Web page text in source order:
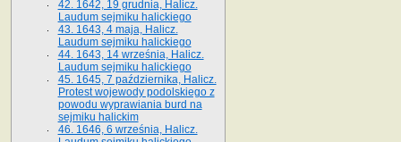
42. 1642, 19 grudnia, Halicz.
Laudum sejmiku halickiego
43. 1643, 4 maja, Halicz.
Laudum sejmiku halickiego
44. 1643, 14 września, Halicz.
Laudum sejmiku halickiego
45. 1645, 7 października, Halicz.
Protest wojewody podolskiego z
powodu wyprawiania burd na
sejmiku halickim
46. 1646, 6 września, Halicz.